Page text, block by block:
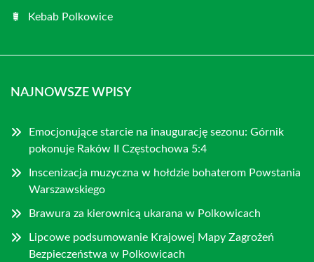
Kebab Polkowice
NAJNOWSZE WPISY
Emocjonujące starcie na inaugurację sezonu: Górnik
pokonuje Raków II Częstochowa 5:4
Inscenizacja muzyczna w hołdzie bohaterom Powstania
Warszawskiego
Brawura za kierownicą ukarana w Polkowicach
Lipcowe podsumowanie Krajowej Mapy Zagrożeń
Bezpieczeństwa w Polkowicach